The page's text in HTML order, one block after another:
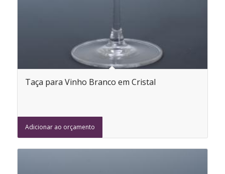
Taça para Vinho Branco em Cristal
Adicionar ao orçamento